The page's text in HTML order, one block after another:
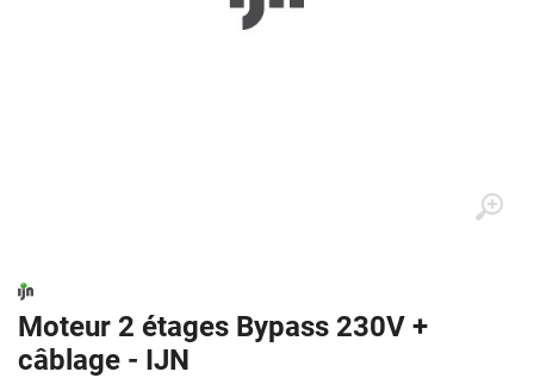
Moteur 2 étages Bypass 230V +
câblage - IJN